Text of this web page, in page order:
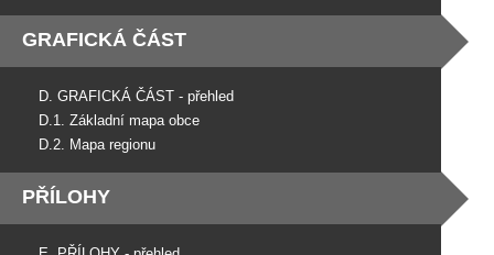
GRAFICKÁ ČÁST
D. GRAFICKÁ ČÁST - přehled
D.1. Základní mapa obce
D.2. Mapa regionu
PŘÍLOHY